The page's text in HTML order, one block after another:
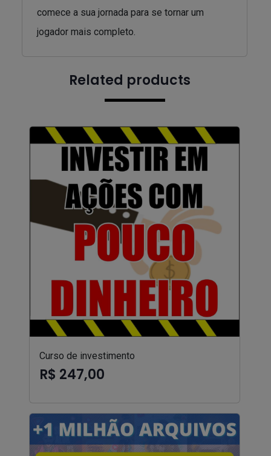
comece a sua jornada para se tornar um
jogador mais completo.
Related products
Curso de investimento
R$ 247,00